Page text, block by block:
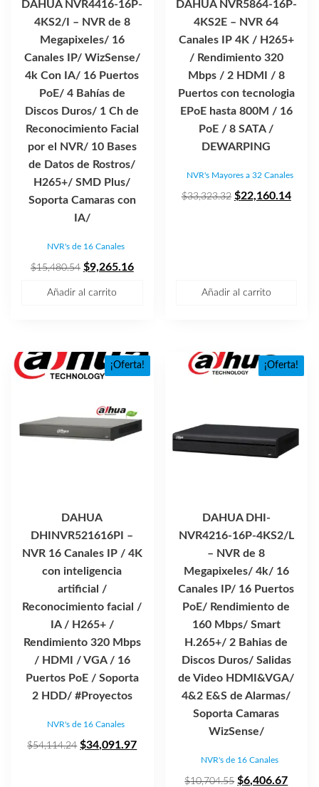
DAHUA NVR4416-16P-
4KS2/I – NVR de 8
Megapixeles/ 16
Canales IP/ WizSense/
4k Con IA/ 16 Puertos
PoE/ 4 Bahías de
Discos Duros/ 1 Ch de
Reconocimiento Facial
por el NVR/ 10 Bases
de Datos de Rostros/
H265+/ SMD Plus/
Soporta Camaras con
IA/
NVR's de 16 Canales
$15,480.54 El
$9,265.16El
Añadir al carrito
DAHUA NVR5864-16P-
4KS2E – NVR 64
Canales IP 4K / H265+
/ Rendimiento 320
Mbps / 2 HDMI / 8
Puertos con tecnologia
EPoE hasta 800M / 16
PoE / 8 SATA /
DEWARPING
NVR's Mayores a 32 Canales
$33,323.32 El
$22,160.14El
Añadir al carrito
¡Oferta!
DAHUA
DHINVR521616PI –
NVR 16 Canales IP / 4K
con inteligencia
artificial /
Reconocimiento facial /
IA / H265+ /
Rendimiento 320 Mbps
/ HDMI / VGA / 16
Puertos PoE / Soporta
2 HDD/ #Proyectos
NVR's de 16 Canales
$54,114.24 El
$34,091.97El
¡Oferta!
DAHUA DHI-
NVR4216-16P-4KS2/L
– NVR de 8
Megapixeles/ 4k/ 16
Canales IP/ 16 Puertos
PoE/ Rendimiento de
160 Mbps/ Smart
H.265+/ 2 Bahias de
Discos Duros/ Salidas
de Video HDMI&VGA/
4&2 E&S de Alarmas/
Soporta Camaras
WizSense/
NVR's de 16 Canales
$10,704.55 El
$6,406.67El